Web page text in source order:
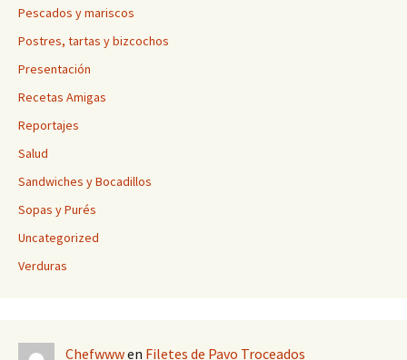
Pescados y mariscos
Postres, tartas y bizcochos
Presentación
Recetas Amigas
Reportajes
Salud
Sandwiches y Bocadillos
Sopas y Purés
Uncategorized
Verduras
Chefwwwen Filetes de Pavo Troceados